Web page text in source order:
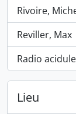
Rivoire,
, 1 résultats
Reviller, Max
, 1 résultats
Radio acidule
, 1 résultats
Lieu